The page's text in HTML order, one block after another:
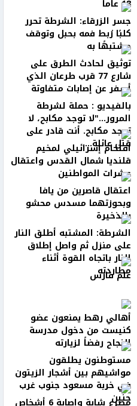
18 عاماً
جسر الزرقاء: الشرطة تحرر
كلبًا رُبط فمه بحبل وتوقف
مشتبهًا به
توثيق لحادث الطرق على
شارع 77 قرب طرعان الذي
أسفر عن إصابات متفاوتة
بالفيديو : حملة لشرطة
المرور..."لا توجد مكابح، لا
توجد مكابح. أنت قادر على
قتل عائلة...
اقتحام إسرائيلي لمخيم
قلنديا شمال القدس واعتقال
عشرات المواطنين
اعتقال قاصرين من يافا
وبحوزتهما مسدس محشو
بالذخيرة
الشرطة: المشتبه أطلق النار
على منزل ثم واصل إطلاق
النار باتجاه القوة أثناء
مطاردته
علم فارس
أهالي رهط يمنعون عضو
كنيست من دخول مدرسة
النجاح رفضاً لزيارته
مستوطنون يطلقون
مواشيهم بين أشجار الزيتون
في خربة مسعود جنوب غرب
جنين